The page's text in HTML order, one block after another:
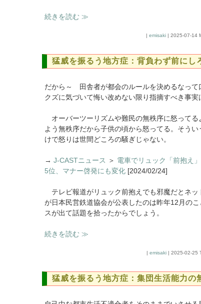
続きを読む ≫
| emisaki| 2025-07-14
猛威を振るう地方症：背負わず前に
だから～ 田舎者が都会のルールを決めるなって
クズに気づいて悔い改めない限り指摘すべき事実
オーバーツーリズムや難民の無秩序に怒って
よう無秩序だから子供の頃から怒ってる。そう
けで怒りは世間どころの騒ぎじゃない。
→ J-CASTニュース ＞ 電車でリュック「前抱え
5位、マナー啓発にも変化 [2024/02/24]
テレビ報道がリュック前抱えでも邪魔だとネ
が日本民営鉄道協会が公表したのは昨年12月の
スが出て話題を拾ったからでしょう。
続きを読む ≫
| emisaki| 2025-02-25
猛威を振るう地方症：集団生活能力の